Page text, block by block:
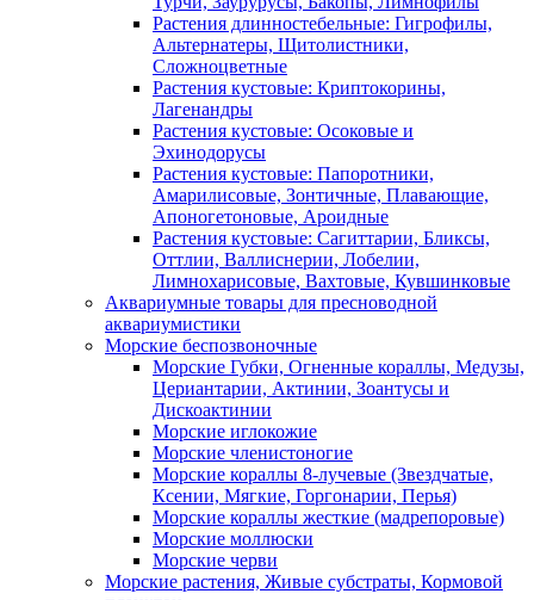
Растения длинностебельные: Гигрофилы,
Альтернатеры, Щитолистники,
Сложноцветные
Растения кустовые: Криптокорины,
Лагенандры
Растения кустовые: Осоковые и
Эхинодорусы
Растения кустовые: Папоротники,
Амарилисовые, Зонтичные, Плавающие,
Апоногетоновые, Ароидные
Растения кустовые: Сагиттарии, Бликсы,
Оттлии, Валлиснерии, Лобелии,
Лимнохарисовые, Вахтовые, Кувшинковые
Аквариумные товары для пресноводной
аквариумистики
Морские беспозвоночные
Морские Губки, Огненные кораллы, Медузы,
Цериантарии, Актинии, Зоантусы и
Дискоактинии
Морские иглокожие
Морские членистоногие
Морские кораллы 8-лучевые (Звездчатые,
Ксении, Мягкие, Горгонарии, Перья)
Морские кораллы жесткие (мадрепоровые)
Морские моллюски
Морские черви
Морские растения, Живые субстраты, Кормовой